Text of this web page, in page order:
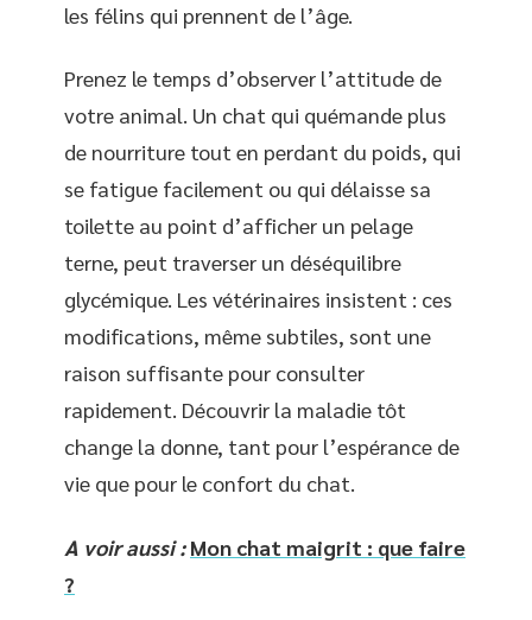
les félins qui prennent de l’âge.
Prenez le temps d’observer l’attitude de
votre animal. Un chat qui quémande plus
de nourriture tout en perdant du poids, qui
se fatigue facilement ou qui délaisse sa
toilette au point d’afficher un pelage
terne, peut traverser un déséquilibre
glycémique. Les vétérinaires insistent : ces
modifications, même subtiles, sont une
raison suffisante pour consulter
rapidement. Découvrir la maladie tôt
change la donne, tant pour l’espérance de
vie que pour le confort du chat.
A voir aussi : Mon chat maigrit : que faire
?